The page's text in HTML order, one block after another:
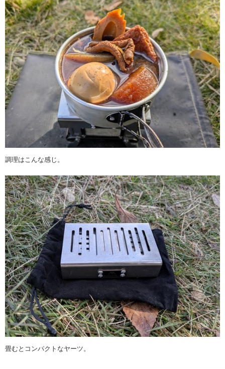
調理はこんな感じ。
畳むとコンパクトなヤーツ。